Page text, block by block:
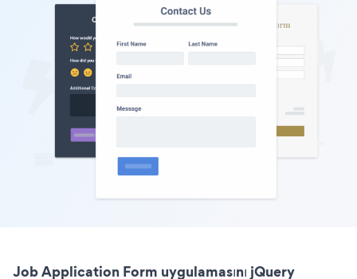
Job Application Form uygulamasını jQuery